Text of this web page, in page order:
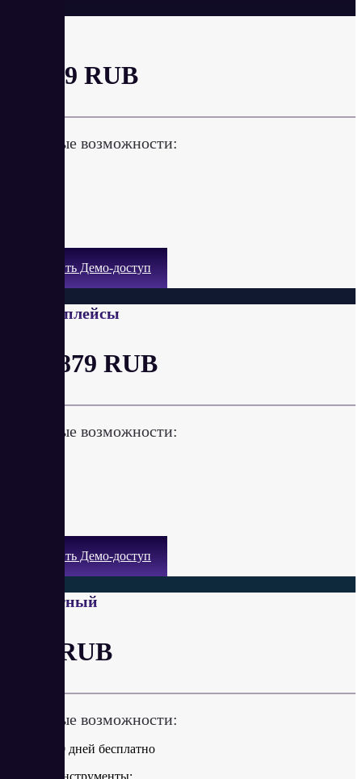
от 399 RUB
Ключевые возможности:
Получить Демо-доступ
Маркетплейсы
от 2 879 RUB
Ключевые возможности:
Получить Демо-доступ
Бесплатный
от 0 RUB
Ключевые возможности:
Первые 30 дней бесплатно